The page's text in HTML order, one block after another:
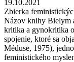
19.10.2021
Zbierka
Názov knihy Bielym
kritika a gynokritika
spojenie, ktoré sa
Méduse, 1975),
feministického